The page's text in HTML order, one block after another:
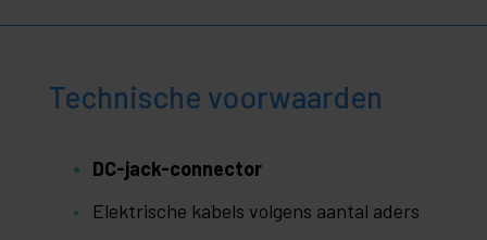
Technische voorwaarden
DC-jack-connector
Elektrische kabels volgens aantal aders